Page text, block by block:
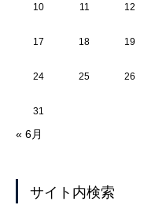
10 11 12
17 18 19
24 25 26
31
« 6月
サイト内検索